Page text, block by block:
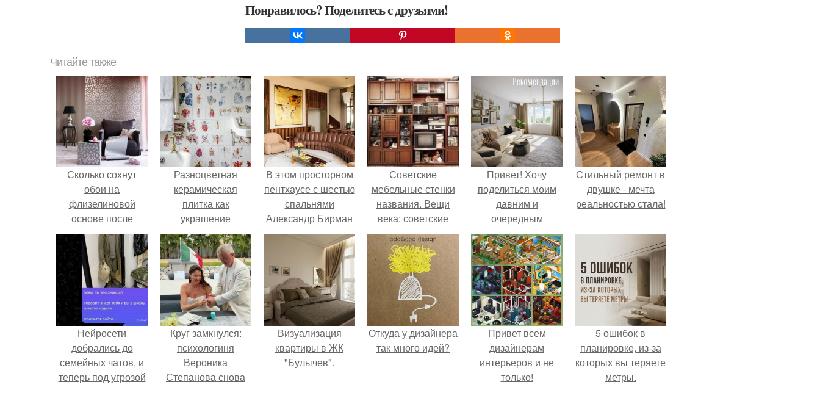
Понравилось? Поделитесь с друзьями!
Читайте также
Сколько сохнут
обои на
флизелиновой
основе после
поклейки. Когда
высохнет клей?
Разноцветная
керамическая
плитка как
украшение
интерьера.
В этом просторном
пентхаусе с шестью
спальнями
Александр Бирман
живет со своей
семьей.
Советские
мебельные стенки
названия. Вещи
века: советские
стенки 80-х.
Привет! Хочу
поделиться моим
давним и
очередным
неопубликованным
проектом.
Стильный ремонт в
двушке - мечта
реальностью стала!
Нейросети
добрались до
семейных чатов, и
теперь под угрозой
Круг замкнулся:
психологиня
Вероника
Степанова снова
Визуализация
квартиры в ЖК
"Булычев".
Откуда у дизайнера
так много идей?
Привет всем
дизайнерам
интерьеров и не
только!
5 ошибок в
планировке, из-за
которых вы теряете
метры.